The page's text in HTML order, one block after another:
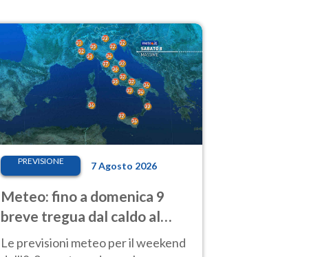
PREVISIONE 7 Agosto 2026
Meteo: fino a domenica 9
breve tregua dal caldo al
Nord! Altrove calura e afa
Le previsioni meteo per il weekend